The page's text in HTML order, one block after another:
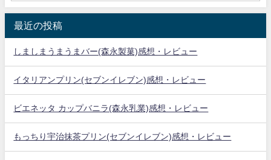
最近の投稿
しましまうまうまバー(森永製菓)感想・レビュー
イタリアンプリン(セブンイレブン)感想・レビュー
ビエネッタ カップバニラ(森永乳業)感想・レビュー
もっちり宇治抹茶プリン(セブンイレブン)感想・レビュー